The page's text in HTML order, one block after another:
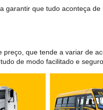
garantir que tudo aconteça de
preço, que tende a variar de
de modo facilitado e